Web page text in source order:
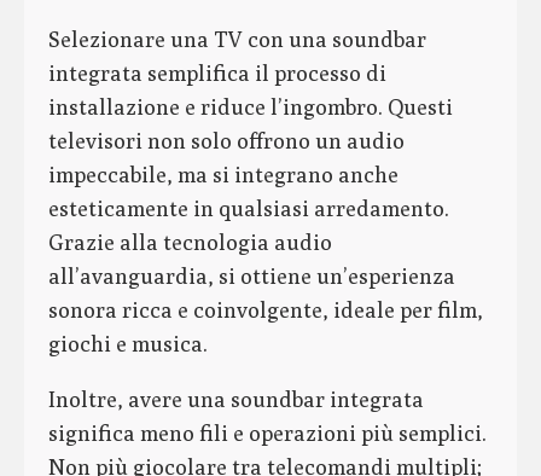
Selezionare una TV con una soundbar
integrata semplifica il processo di
installazione e riduce l’ingombro. Questi
televisori non solo offrono un audio
impeccabile, ma si integrano anche
esteticamente in qualsiasi arredamento.
Grazie alla tecnologia audio
all’avanguardia, si ottiene un’esperienza
sonora ricca e coinvolgente, ideale per film,
giochi e musica.
Inoltre, avere una soundbar integrata
significa meno fili e operazioni più semplici.
Non più giocolare tra telecomandi multipli;